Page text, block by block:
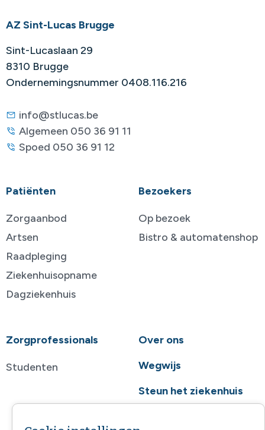
AZ Sint-Lucas Brugge
Sint-Lucaslaan 29
8310 Brugge
Ondernemingsnummer 0408.116.216
info@stlucas.be
Algemeen 050 36 91 11
Spoed 050 36 91 12
Patiënten
Zorgaanbod
Artsen
Raadpleging
Ziekenhuisopname
Dagziekenhuis
Bezoekers
Op bezoek
Bistro & automatenshop
Zorgprofessionals
Studenten
Over ons
Wegwijs
Steun het ziekenhuis